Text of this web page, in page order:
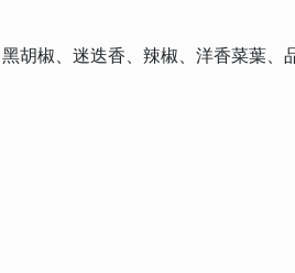
胡椒、迷迭香、辣椒、洋香菜葉、